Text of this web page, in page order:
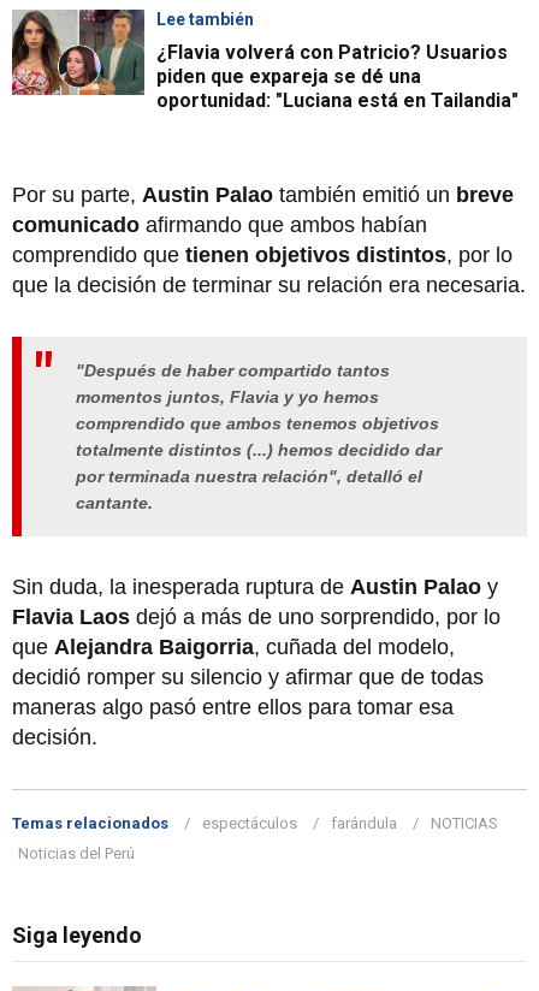
Lee también
¿Flavia volverá con Patricio? Usuarios
piden que expareja se dé una
oportunidad: "Luciana está en Tailandia"
Por su parte, Austin Palao también emitió un breve
comunicado afirmando que ambos habían
comprendido que tienen objetivos distintos, por lo
que la decisión de terminar su relación era necesaria.
"Después de haber compartido tantos
momentos juntos, Flavia y yo hemos
comprendido que ambos tenemos objetivos
totalmente distintos (...) hemos decidido dar
por terminada nuestra relación", detalló el
cantante.
Sin duda, la inesperada ruptura de Austin Palao y
Flavia Laos dejó a más de uno sorprendido, por lo
que Alejandra Baigorria, cuñada del modelo,
decidió romper su silencio y afirmar que de todas
maneras algo pasó entre ellos para tomar esa
decisión.
Temas relacionados espectáculos farándula
NOTICIAS
Noticias del Perú
Siga leyendo